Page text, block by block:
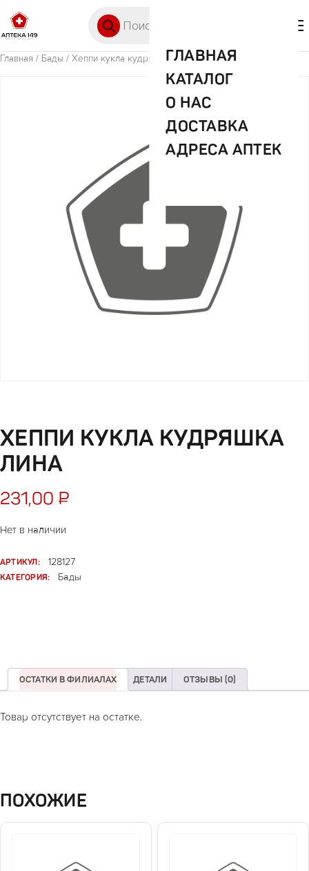
ГЛАВНАЯ
КАТАЛОГ
О НАС
ДОСТАВКА
АДРЕСА АПТЕК
Главная / Бады / Хеппи кукла кудряшка лина
ХЕППИ КУКЛА КУДРЯШКА
ЛИНА
231,00 ₽
Нет в наличии
АРТИКУЛ:
128127
КАТЕГОРИЯ:
Бады
ОСТАТКИ В ФИЛИАЛАХ ДЕТАЛИ ОТЗЫВЫ (0)
Товар отсутствует на остатке.
ПОХОЖИЕ